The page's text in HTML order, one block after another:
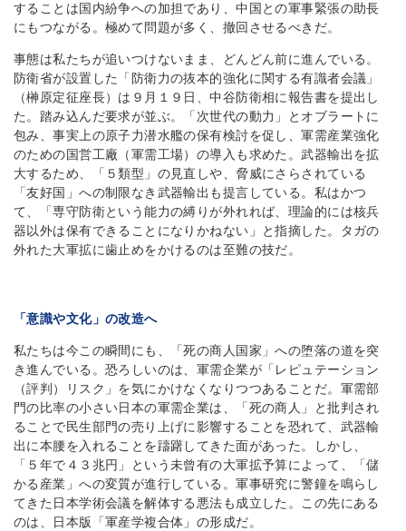
することは国内紛争への加担であり、中国との軍事緊張の助長
にもつながる。極めて問題が多く、撤回させるべきだ。
事態は私たちが追いつけないまま、どんどん前に進んでいる。
防衛省が設置した「防衛力の抜本的強化に関する有識者会議」
（榊原定征座長）は９月１９日、中谷防衛相に報告書を提出し
た。踏み込んだ要求が並ぶ。「次世代の動力」とオブラートに
包み、事実上の原子力潜水艦の保有検討を促し、軍需産業強化
のための国営工廠（軍需工場）の導入も求めた。武器輸出を拡
大するため、「５類型」の見直しや、脅威にさらされている
「友好国」への制限なき武器輸出も提言している。私はかつ
て、「専守防衛という能力の縛りが外れれば、理論的には核兵
器以外は保有できることになりかねない」と指摘した。タガの
外れた大軍拡に歯止めをかけるのは至難の技だ。
「意識や文化」の改造へ
私たちは今この瞬間にも、「死の商人国家」への堕落の道を突
き進んでいる。恐ろしいのは、軍需企業が「レピュテーション
（評判）リスク」を気にかけなくなりつつあることだ。軍需部
門の比率の小さい日本の軍需企業は、「死の商人」と批判され
ることで民生部門の売り上げに影響することを恐れて、武器輸
出に本腰を入れることを躊躇してきた面があった。しかし、
「５年で４３兆円」という未曾有の大軍拡予算によって、「儲
かる産業」への変質が進行している。軍事研究に警鐘を鳴らし
てきた日本学術会議を解体する悪法も成立した。この先にある
のは、日本版「軍産学複合体」の形成だ。